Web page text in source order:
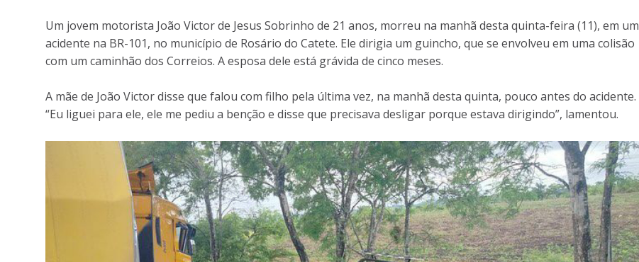
Um jovem motorista João Victor de Jesus Sobrinho de 21 anos, morreu na manhã desta quinta-feira (11), em um
acidente na BR-101, no município de Rosário do Catete. Ele dirigia um guincho, que se envolveu em uma colisão
com um caminhão dos Correios. A esposa dele está grávida de cinco meses.
A mãe de João Victor disse que falou com filho pela última vez, na manhã desta quinta, pouco antes do acidente.
“Eu liguei para ele, ele me pediu a benção e disse que precisava desligar porque estava dirigindo”, lamentou.